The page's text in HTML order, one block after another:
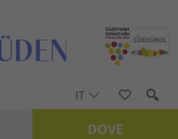
IT
DOVE